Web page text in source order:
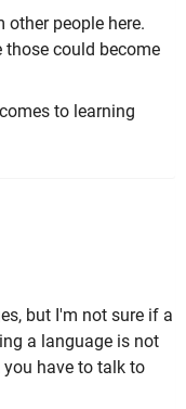
other people here.
those could become
to learning
but I'm not sure if a
a language is not
have to talk to